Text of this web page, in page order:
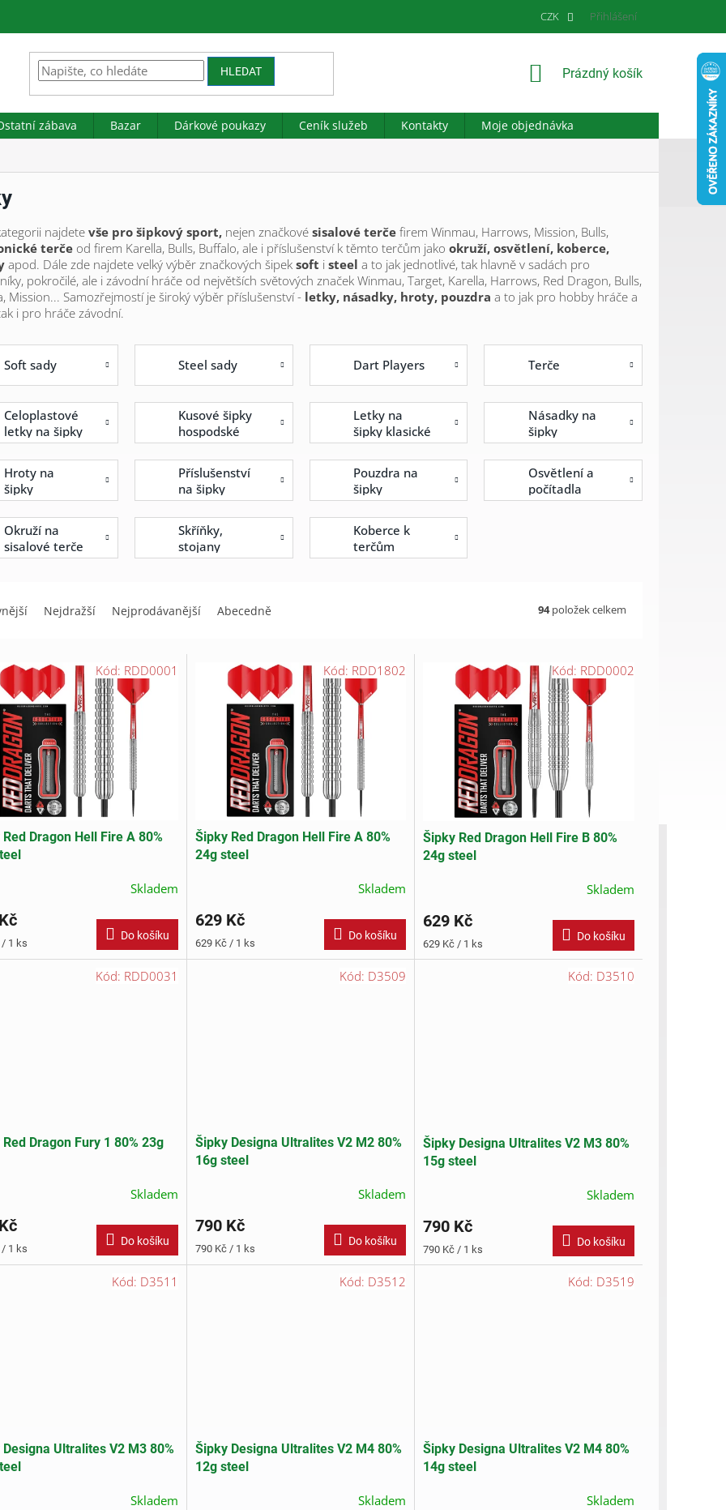
CZK Přihlášení
HLEDAT
NÁKUPNÍ
Prázdný košík
zábava Bazar Dárkové poukazy Ceník služeb Kontakty Moje objednávka
najdete vše pro šipkový sport, nejen značkové sisalové terče firem Winmau, Harrows, Mission, Bulls,
terče od firem Karella, Bulls, Buffalo, ale i příslušenství k těmto terčům jako okruží, osvětlení, koberce,
apod. Dále zde najdete velký výběr značkových šipek soft i steel a to jak jednotlivé, tak hlavně v sadách pro
pokročilé, ale i závodní hráče od největších světových značek Winmau, Target, Karella, Harrows, Red Dragon, Bulls,
Mission... Samozřejmostí je široký výběr příslušenství - letky, násadky, hroty, pouzdra a to jak pro hobby hráče a
i pro hráče závodní.
Soft sady Steel sady Dart Players Terče
Celoplastové
letky na šipky
Kusové šipky
hospodské
Letky na
šipky klasické
Násadky na
šipky
Hroty na
šipky
Příslušenství
na šipky
Pouzdra na
šipky
Osvětlení a
počítadla
Okruží na
sisalové terče
Skříňky,
stojany
Koberce k
terčům
Nejdražší Nejprodávanější Abecedně 94položek celkem
Dragon Hell Fire A 80%
Skladem
/ 1 ks
Do košíku
Kód: RDD0001
Šipky Red Dragon Hell Fire A 80%
24g steel
Skladem
629 Kč
Měrná
cena:
629 Kč / 1 ks
Do košíku
Kód: RDD1802
Šipky Red Dragon Hell Fire B 80%
24g steel
Skladem
629 Kč
Měrná
cena:
629 Kč / 1 ks
Do košíku
Kód: RDD0002
Dragon Fury 1 80% 23g
Skladem
/ 1 ks
Do košíku
Kód: RDD0031
Šipky Designa Ultralites V2 M2 80%
16g steel
Skladem
790 Kč
Měrná
cena:
790 Kč / 1 ks
Do košíku
Kód: D3509
Šipky Designa Ultralites V2 M3 80%
15g steel
Skladem
790 Kč
Měrná
cena:
790 Kč / 1 ks
Do košíku
Kód: D3510
Ultralites V2 M3 80%
Skladem
Kód: D3511
Šipky Designa Ultralites V2 M4 80%
12g steel
Skladem
Kód: D3512
Šipky Designa Ultralites V2 M4 80%
14g steel
Skladem
Kód: D3519